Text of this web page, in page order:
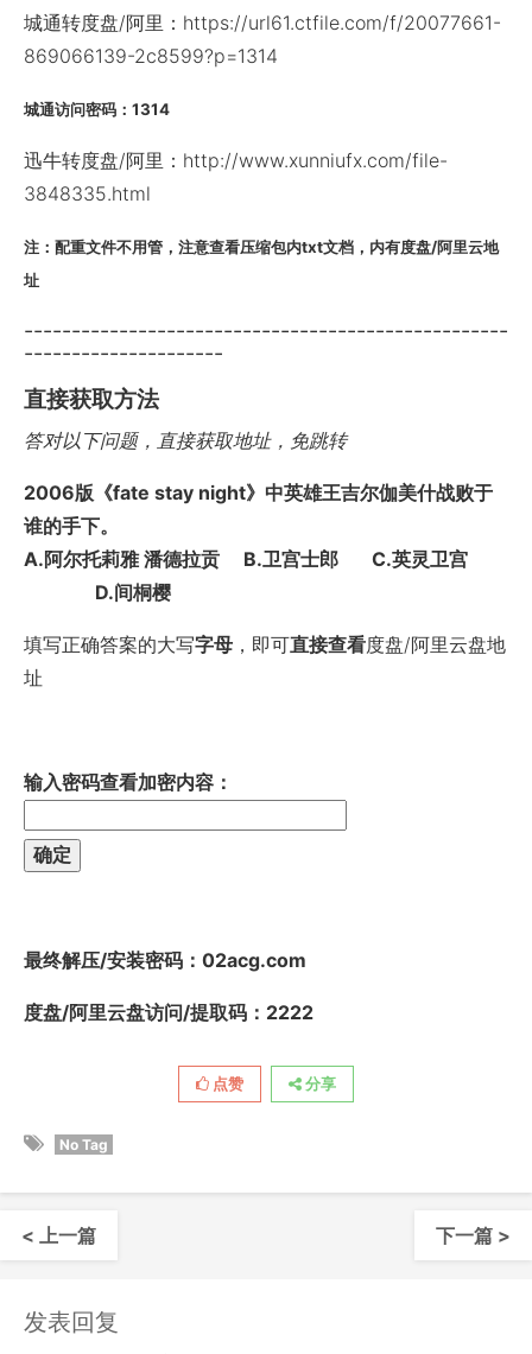
城通转度盘/阿里：https://url61.ctfile.com/f/20077661-
869066139-2c8599?p=1314
城通访问密码：1314
迅牛转度盘/阿里：http://www.xunniufx.com/file-
3848335.html
注：配重文件不用管，注意查看压缩包内txt文档，内有度盘/阿里云地
址
---------------------------------------------------
---------------------
直接获取方法
答对以下问题，直接获取地址，免跳转
2006版《fate stay night》中英雄王吉尔伽美什战败于
谁的手下。
A.阿尔托莉雅 潘德拉贡 B.卫宫士郎 C.英灵卫宫
D.间桐樱
填写正确答案的大写字母 ，即可直接查看度盘/阿里云盘地
址
输入密码查看加密内容：
最终解压/安装密码 ：02acg.com
度盘/阿里云盘访问/提取码：2222
点赞 分享
No Tag
< 上一篇 下一篇 >
发表回复